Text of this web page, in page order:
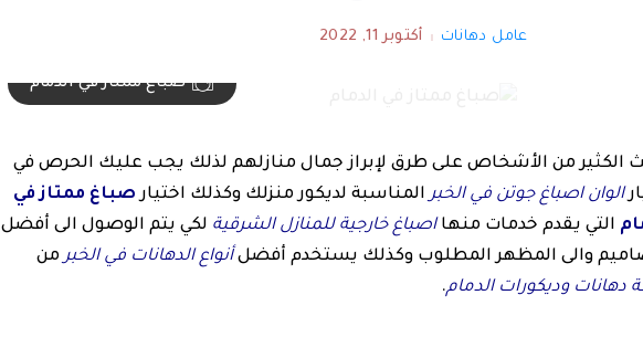
Posted
عامل دهانات أكتوبر 11, 2022
صباغ ممتاز في الدمام
الكثير من الأشخاص على طرق لإبراز جمال منازلهم لذلك يجب عليك الحرص في
الوان اصباغ جوتن في الخبر المناسبة لديكور منزلك وكذلك اختيارصباغ ممتاز في
التي يقدم خدمات منهااصباغ خارجية للمنازل الشرقية لكي يتم الوصول الى أفضل
والى المظهر المطلوب وكذلك يستخدم أفضلأنواع الدهانات في الخبر من
دهانات وديكورات الدمام.